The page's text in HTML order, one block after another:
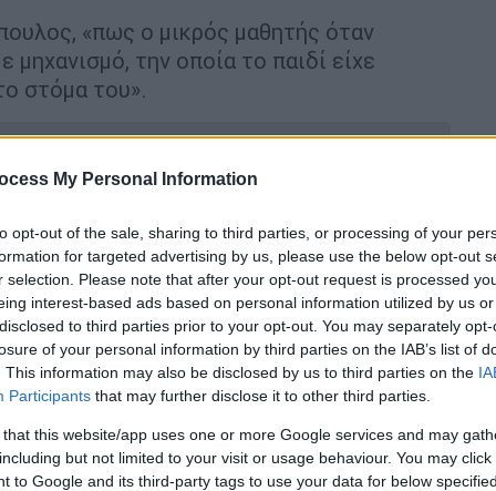
My Personal Information
opt-out of the sale, sharing to third parties, or processing of your
for targeted advertising by us, please use the below opt-out
selection. Please note that after your opt-out request is processed
interest-based ads based on personal information utilized by us
to third parties prior to your opt-out. You may separately
of your personal information by third parties on the IAB’s list of
This information may also be disclosed by us to third parties on the
Participants that may further disclose it to other third parties.
this website/app uses one or more Google services and may
but not limited to your visit or usage behaviour. You may
to Google and its third-party tags to use your data for below
«πως ο μικρός μαθητής όταν
την οποία το παιδί είχε
στόμα του».
Τη μαχαίρωσε 4 φορές και την
πολύ έντονοβήχακαι στη συνέχεια
στην εφημερία, υπέβαλε αμέσως το
εντοπιστείπου έχει σφηνωθεί το ξένο